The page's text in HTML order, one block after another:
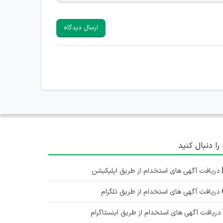
ارسال دیدگاه
را دنبال کنید
دریافت آگهی های استخدام از طریق اپلیکیشن
دریافت آگهی های استخدام از طریق تلگرام
دریافت آگهی های استخدام از طریق اینستاگرام